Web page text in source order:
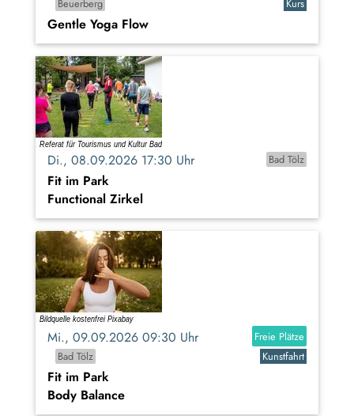
Beuerberg
Kurs
Gentle Yoga Flow
Di., 08.09.2026 17:30 Uhr Bad Tölz
Fit im Park
Functional Zirkel
Mi., 09.09.2026 09:30 Uhr
Freie Plätze
Bad Tölz
Kunstfahrt
Fit im Park
Body Balance